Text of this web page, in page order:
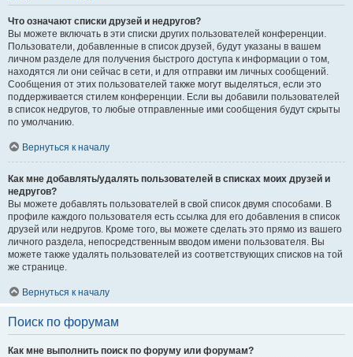
Что означают списки друзей и недругов?
Вы можете включать в эти списки других пользователей конференции.
Пользователи, добавленные в список друзей, будут указаны в вашем
личном разделе для получения быстрого доступа к информации о том,
находятся ли они сейчас в сети, и для отправки им личных сообщений.
Сообщения от этих пользователей также могут выделяться, если это
поддерживается стилем конференции. Если вы добавили пользователей
в список недругов, то любые отправленные ими сообщения будут скрыты
по умолчанию.
Вернуться к началу
Как мне добавлять/удалять пользователей в списках моих друзей и
недругов?
Вы можете добавлять пользователей в свой список двумя способами. В
профиле каждого пользователя есть ссылка для его добавления в список
друзей или недругов. Кроме того, вы можете сделать это прямо из вашего
личного раздела, непосредственным вводом имени пользователя. Вы
можете также удалять пользователей из соответствующих списков на той
же странице.
Вернуться к началу
Поиск по форумам
Как мне выполнить поиск по форуму или форумам?